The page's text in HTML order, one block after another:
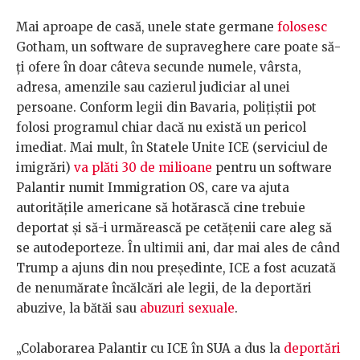
Mai aproape de casă, unele state germane folosesc
Gotham, un software de supraveghere care poate să-
ți ofere în doar câteva secunde numele, vârsta,
adresa, amenzile sau cazierul judiciar al unei
persoane. Conform legii din Bavaria, polițiștii pot
folosi programul chiar dacă nu există un pericol
imediat. Mai mult, în Statele Unite ICE (serviciul de
imigrări) va plăti 30 de milioane pentru un software
Palantir numit Immigration OS, care va ajuta
autoritățile americane să hotărască cine trebuie
deportat și să-i urmărească pe cetățenii care aleg să
se autodeporteze. În ultimii ani, dar mai ales de când
Trump a ajuns din nou președinte, ICE a fost acuzată
de nenumărate încălcări ale legii, de la deportări
abuzive, la bătăi sau abuzuri sexuale.
„Colaborarea Palantir cu ICE în SUA a dus la deportări